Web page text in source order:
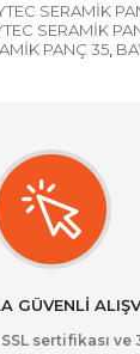
SERAMİK
SERAMİK
PANÇ 35,
GÜVENLİ
sertifikası ve